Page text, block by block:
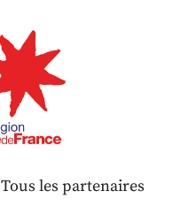
Tous les partenaires